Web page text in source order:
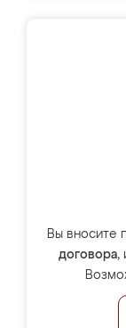
Вы вносите
договора,